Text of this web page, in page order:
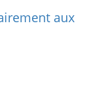
aux